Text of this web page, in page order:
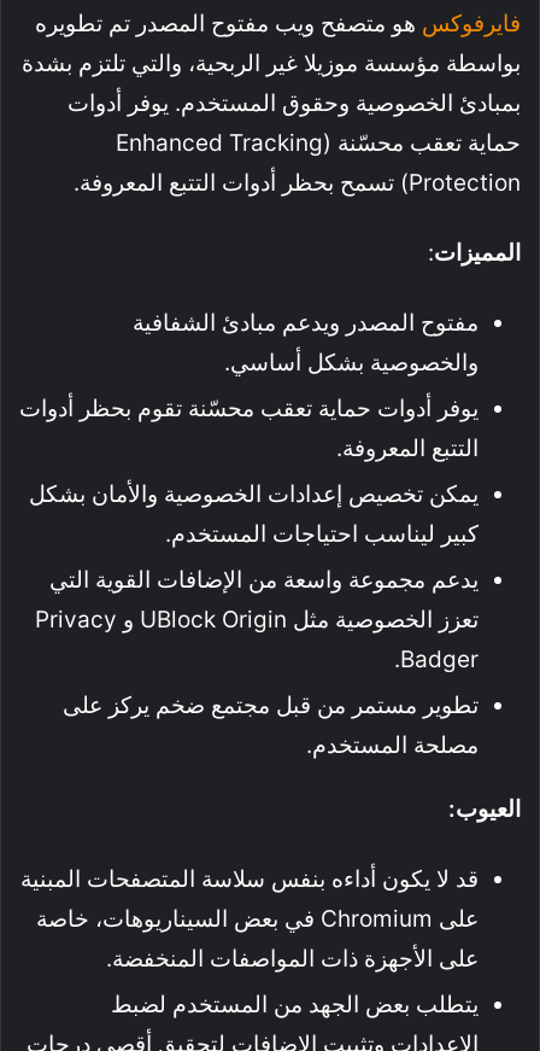
فايرفوكس هو متصفح ويب مفتوح المصدر تم تطويره
بواسطة مؤسسة موزيلا غير الربحية، والتي تلتزم بشدة
بمبادئ الخصوصية وحقوق المستخدم. يوفر أدوات
حماية تعقب محسّنة (Enhanced Tracking
Protection) تسمح بحظر أدوات التتبع المعروفة.
المميزات:
مفتوح المصدر ويدعم مبادئ الشفافية
والخصوصية بشكل أساسي.
يوفر أدوات حماية تعقب محسّنة تقوم بحظر أدوات
التتبع المعروفة.
يمكن تخصيص إعدادات الخصوصية والأمان بشكل
كبير ليناسب احتياجات المستخدم.
يدعم مجموعة واسعة من الإضافات القوية التي
تعزز الخصوصية مثل UBlock Origin و Privacy
Badger.
تطوير مستمر من قبل مجتمع ضخم يركز على
مصلحة المستخدم.
العيوب:
قد لا يكون أداءه بنفس سلاسة المتصفحات المبنية
على Chromium في بعض السيناريوهات، خاصة
على الأجهزة ذات المواصفات المنخفضة.
يتطلب بعض الجهد من المستخدم لضبط
الإعدادات وتثبيت الإضافات لتحقيق أقصى درجات